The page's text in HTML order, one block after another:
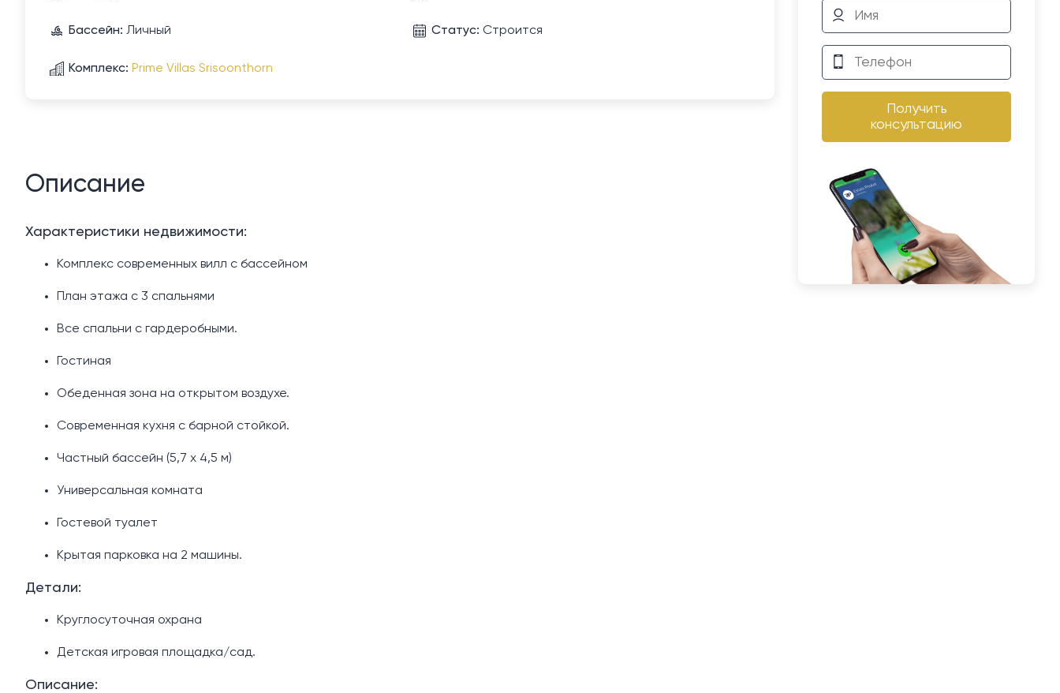
Бассейн: Личный Статус: Строится
Комплекс: Prime Villas Srisoonthorn
Описание
Характеристики недвижимости:
Комплекс современных вилл с бассейном
План этажа с 3 спальнями
Все спальни с гардеробными.
Гостиная
Обеденная зона на открытом воздухе.
Современная кухня с барной стойкой.
Частный бассейн (5,7 х 4,5 м)
Универсальная комната
Гостевой туалет
Крытая парковка на 2 машины.
Детали:
Круглосуточная охрана
Детская игровая площадка/сад.
Описание:
Получить
консультацию